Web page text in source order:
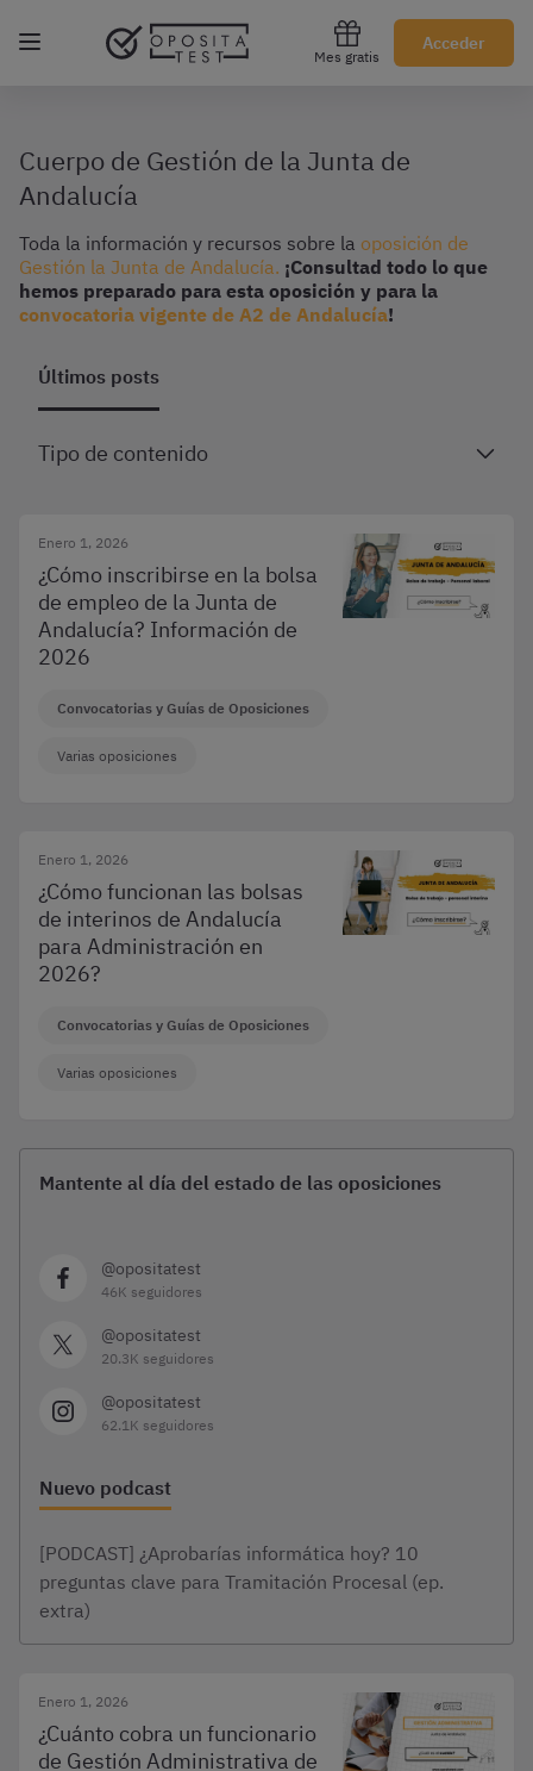
Mes gratis
Acceder
Regístrate gratis
Cuerpo de Gestión de la Junta de
Andalucía
Toda la información y recursos sobre la oposición de
Gestión la Junta de Andalucía. ¡Consultad todo lo que
hemos preparado para esta oposición y para la
convocatoria vigente de A2 de Andalucía!
Últimos posts
Tipo de contenido
Enero 1, 2026
¿Cómo inscribirse en la bolsa
de empleo de la Junta de
Andalucía? Información de
2026
Convocatorias y Guías de Oposiciones
Varias oposiciones
Enero 1, 2026
¿Cómo funcionan las bolsas
de interinos de Andalucía
para Administración en
2026?
Convocatorias y Guías de Oposiciones
Varias oposiciones
Mantente al día del estado de las oposiciones
@opositatest
46K seguidores
@opositatest
20.3K seguidores
@opositatest
62.1K seguidores
Nuevo podcast
[PODCAST] ¿Aprobarías informática hoy? 10
preguntas clave para Tramitación Procesal (ep.
extra)
Enero 1, 2026
¿Cuánto cobra un funcionario
de Gestión Administrativa de